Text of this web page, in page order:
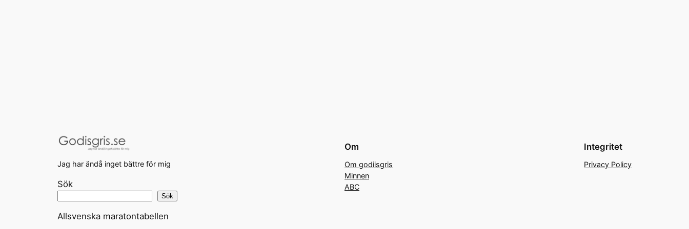
Jag har ändå inget bättre för mig
Sök
Sök
Om
Om godiisgris
Minnen
ABC
Integritet
Privacy Policy
Allsvenska maratontabellen